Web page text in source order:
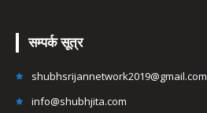
सम्पर्क सूत्र
shubhsrijannetwork2019@gmail.com
info@shubhjita.com